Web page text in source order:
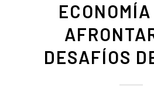
DESAFÍOS